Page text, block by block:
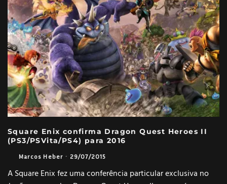
Square Enix confirma Dragon Quest Heroes II
(PS3/PSVita/PS4) para 2016
Marcos Heber · 29/07/2015
A Square Enix fez uma conferência particular exclusiva no